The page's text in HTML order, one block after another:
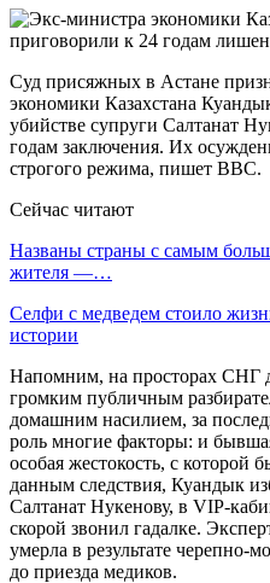
Суд присяжных в Астане
экономики Казахстана
убийстве супруги Салтанат
годам заключения. Их
строгого режима, пишет BBC.
Сейчас читают
Названы страны с самым
жителя —…
Селфи с медведем стоило
истории
Напомним, на просторах СНГ
громким публичным
домашним насилием, за
роль многие факторы: и
особая жестокость, с которой
данным следствия, Куандык
Салтанат Нукенову, в VIP-
скорой звонил гадалке.
умерла в результате черепно-
до приезда медиков.